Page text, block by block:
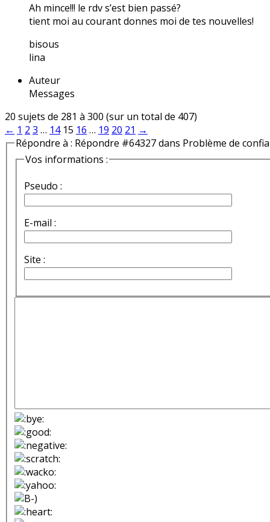
Ah mince!!! le rdv s’est bien passé?
tient moi au courant donnes moi de tes nouvelles!
bisous
lina
Auteur
Messages
20 sujets de 281 à 300 (sur un total de 407)
← 1 2 3 … 14 15 16 … 19 20 21 →
Répondre à : Répondre #64327 dans Problème de
Vos informations :
Pseudo :
E-mail :
Site :